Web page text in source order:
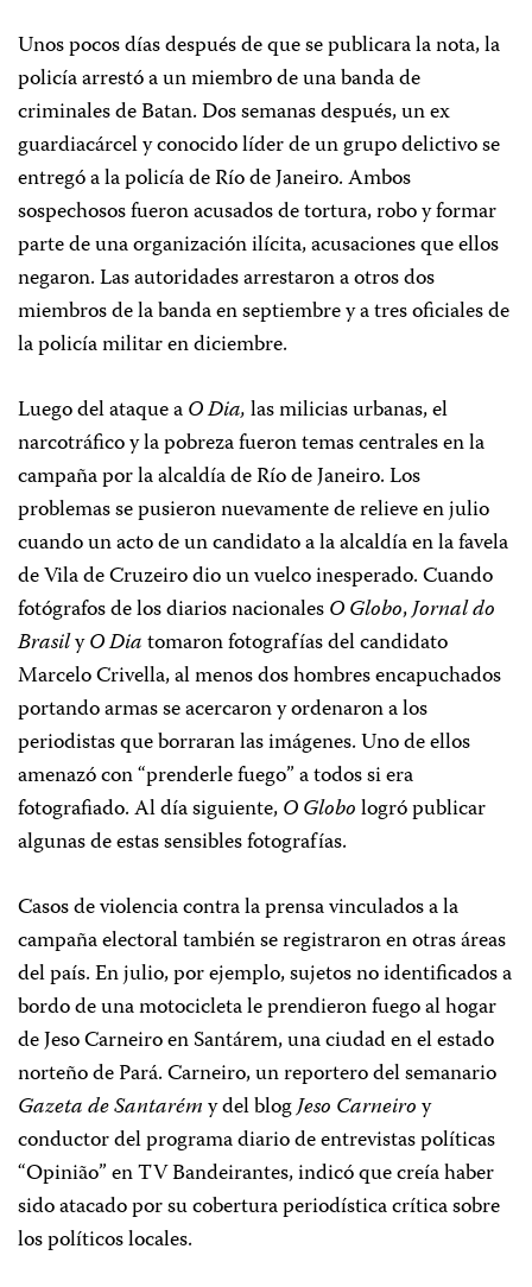
Unos pocos días después de que se publicara la nota, la
policía arrestó a un miembro de una banda de
criminales de Batan. Dos semanas después, un ex
guardiacárcel y conocido líder de un grupo delictivo se
entregó a la policía de Río de Janeiro. Ambos
sospechosos fueron acusados de tortura, robo y formar
parte de una organización ilícita, acusaciones que ellos
negaron. Las autoridades arrestaron a otros dos
miembros de la banda en septiembre y a tres oficiales de
la policía militar en diciembre.
Luego del ataque aO Dia,las milicias urbanas, el
narcotráfico y la pobreza fueron temas centrales en la
campaña por la alcaldía de Río de Janeiro. Los
problemas se pusieron nuevamente de relieve en julio
cuando un acto de un candidato a la alcaldía en la favela
de Vila de Cruzeiro dio un vuelco inesperado. Cuando
fotógrafos de los diarios nacionalesO Globo,Jornal do
BrasilyO Diatomaron fotografías del candidato
Marcelo Crivella, al menos dos hombres encapuchados
portando armas se acercaron y ordenaron a los
periodistas que borraran las imágenes. Uno de ellos
amenazó con “prenderle fuego” a todos si era
fotografiado. Al día siguiente,O Globologró publicar
algunas de estas sensibles fotografías.
Casos de violencia contra la prensa vinculados a la
campaña electoral también se registraron en otras áreas
del país. En julio, por ejemplo, sujetos no identificados a
bordo de una motocicleta le prendieron fuego al hogar
de Jeso Carneiro en Santárem, una ciudad en el estado
norteño de Pará. Carneiro, un reportero del semanario
Gazeta de Santarémy del blogJeso Carneiroy
conductor del programa diario de entrevistas políticas
“Opinião” en TV Bandeirantes, indicó que creía haber
sido atacado por su cobertura periodística crítica sobre
los políticos locales.